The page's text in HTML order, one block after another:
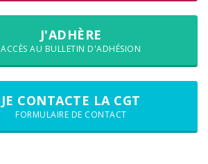
J'ADHÈRE
ACCÈS AU BULLETIN D'ADHÉSION
JE CONTACTE LA CGT
FORMULAIRE DE CONTACT